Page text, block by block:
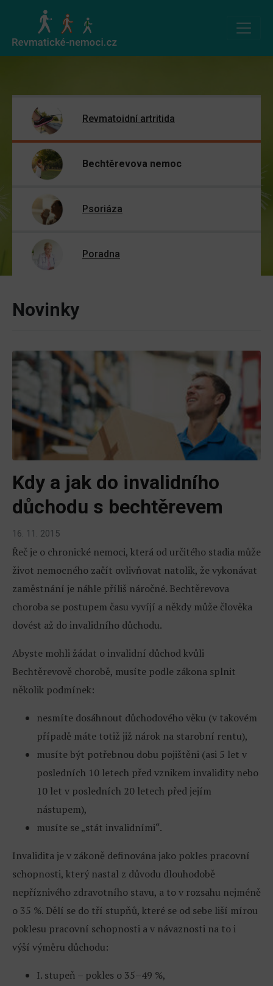
Revmatoidní artritida
Bechtěrevova nemoc
Psoriáza
Poradna
Novinky
Kdy a jak do invalidního
důchodu s bechtěrevem
16. 11. 2015
Řeč je o chronické nemoci, která od určitého stadia může
život nemocného začít ovlivňovat natolik, že vykonávat
zaměstnání je náhle příliš náročné. Bechtěrevova
choroba se postupem času vyvíjí a někdy může člověka
dovést až do invalidního důchodu.
Abyste mohli žádat o invalidní důchod kvůli
Bechtěrevově chorobě, musíte podle zákona splnit
několik podmínek:
nesmíte dosáhnout důchodového věku (v takovém
případě máte totiž již nárok na starobní rentu),
musíte být potřebnou dobu pojištěni (asi 5 let v
posledních 10 letech před vznikem invalidity nebo
10 let v posledních 20 letech před jejím
nástupem),
musíte se „stát invalidními“.
Invalidita je v zákoně definována jako pokles pracovní
schopnosti, který nastal z důvodu dlouhodobě
nepříznivého zdravotního stavu, a to v rozsahu nejméně
o 35 %. Dělí se do tří stupňů, které se od sebe liší mírou
poklesu pracovní schopnosti a v návaznosti na to i
výší výměru důchodu:
I. stupeň – pokles o 35–49 %,